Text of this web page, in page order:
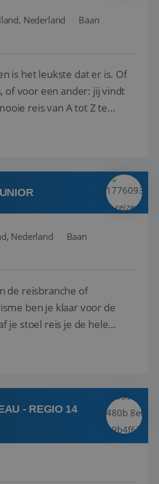
Nederland
Baan
is het leukste dat er is. Of
of voor een ander: jij vindt
reis van A tot Z te
prachtige plekjes op
om vragen ...
Nederland
Baan
de reisbranche of
ben je klaar voor de
je stoel reis je de hele
je klant en wat er in de
om die droomreis te
- REGIO 14